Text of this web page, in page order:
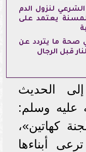
الشرعي لنزول الدم
يعتمد على
صحة ما يتردد عن
قبل الرجال
الحديث
عليه وسلم:
كهاتين»،
أبناءها